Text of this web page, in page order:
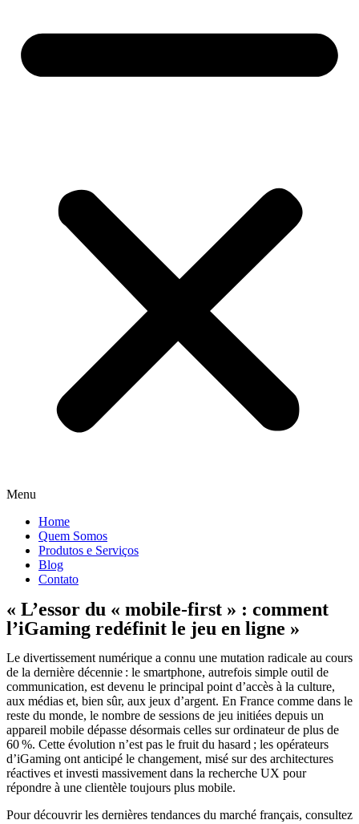
Menu
Home
Quem Somos
Produtos e Serviços
Blog
Contato
« L’essor du « mobile‑first » : comment
l’iGaming redéfinit le jeu en ligne »
Le divertissement numérique a connu une mutation radicale au cours
de la dernière décennie : le smartphone, autrefois simple outil de
communication, est devenu le principal point d’accès à la culture,
aux médias et, bien sûr, aux jeux d’argent. En France comme dans le
reste du monde, le nombre de sessions de jeu initiées depuis un
appareil mobile dépasse désormais celles sur ordinateur de plus de
60 %. Cette évolution n’est pas le fruit du hasard ; les opérateurs
d’iGaming ont anticipé le changement, misé sur des architectures
réactives et investi massivement dans la recherche UX pour
répondre à une clientèle toujours plus mobile.
Pour découvrir les dernières tendances du marché français, consultez